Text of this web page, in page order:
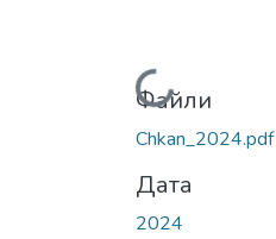
Вантажиться...
Файли
Chkan_2024.pdf
Дата
2024